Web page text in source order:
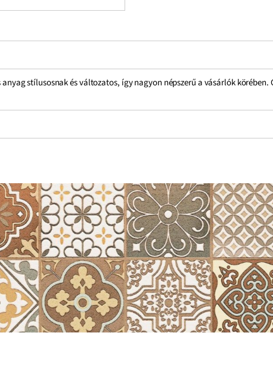
stílusosnak és változatos, így nagyon népszerű a vásárlók